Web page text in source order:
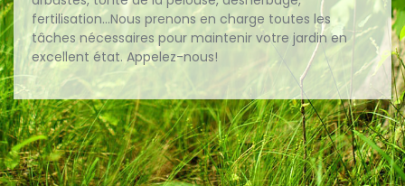
fertilisation...Nous prenons en charge toutes les
tâches nécessaires pour maintenir votre jardin en
excellent état. Appelez-nous!